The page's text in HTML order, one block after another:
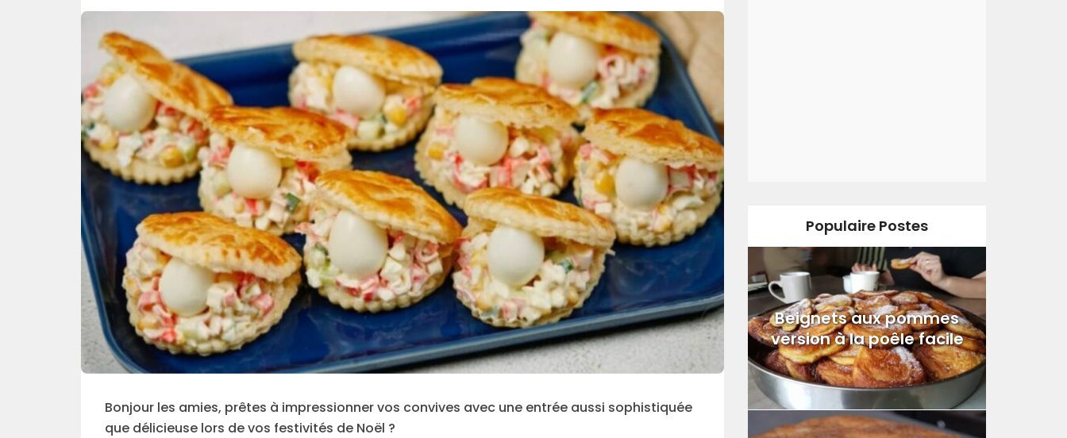
Bonjour les amies, prêtes à impressionner vos convives avec une entrée aussi sophistiquée
que délicieuse lors de vos festivités de Noël ?
Populaire Postes
Beignets aux pommes
version à la poêle facile